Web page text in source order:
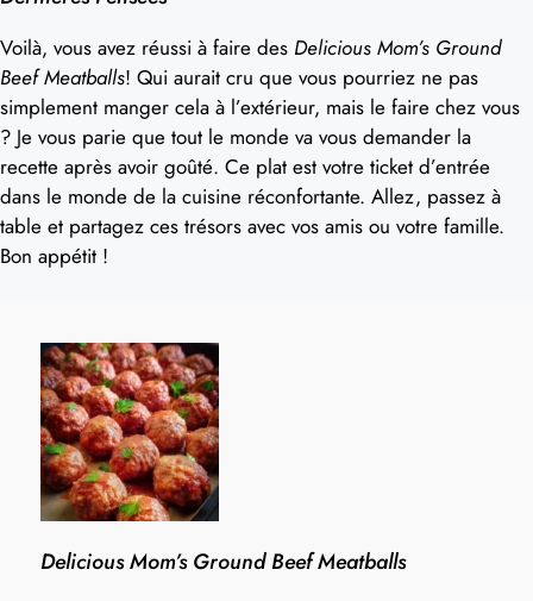
Voilà, vous avez réussi à faire des Delicious Mom’s Ground
Beef Meatballs! Qui aurait cru que vous pourriez ne pas
simplement manger cela à l’extérieur, mais le faire chez vous
? Je vous parie que tout le monde va vous demander la
recette après avoir goûté. Ce plat est votre ticket d’entrée
dans le monde de la cuisine réconfortante. Allez, passez à
table et partagez ces trésors avec vos amis ou votre famille.
Bon appétit !
Delicious Mom’s Ground Beef Meatballs